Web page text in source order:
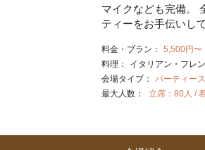
マイクなども完備。
ティーをお手伝いし
料金・プラン：
5,500円〜
料理：
イタリアン・フレ
会場タイプ：
パーティー
最大人数：
立席：80人 /